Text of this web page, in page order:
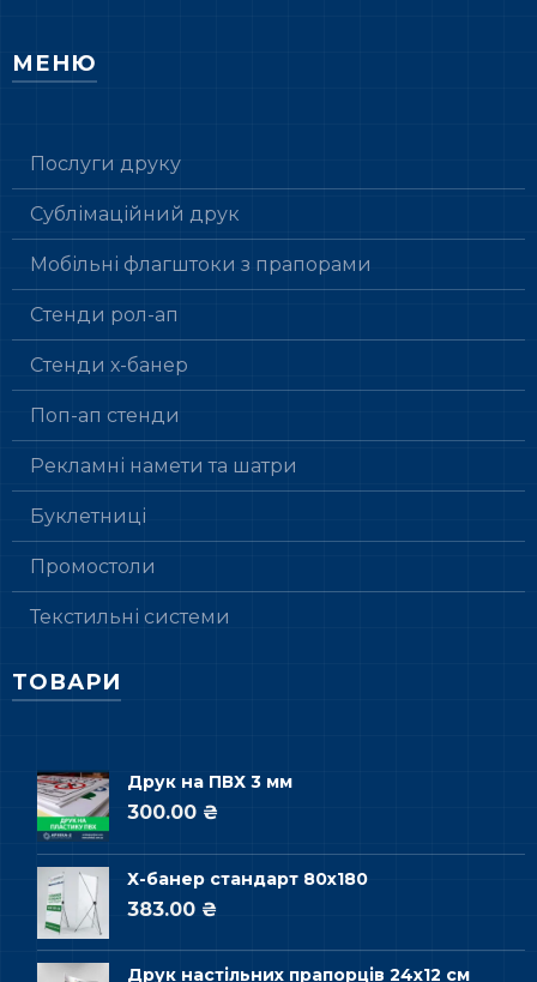
МЕНЮ
Послуги друку
Сублімаційний друк
Мобільні флагштоки з прапорами
Стенди рол-ап
Стенди х-банер
Поп-ап стенди
Рекламні намети та шатри
Буклетниці
Промостоли
Текстильні системи
ТОВАРИ
Друк на ПВХ 3 мм
300.00 ₴
Х-банер стандарт 80х180
383.00 ₴
Друк настільних прапорців 24х12 см